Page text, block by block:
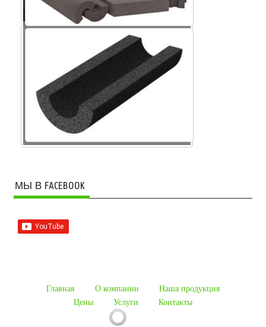
Крошка пеностекла
МЫ В FACEBOOK
Главная О компании
Наша продукция
Цены
Услуги Контакты